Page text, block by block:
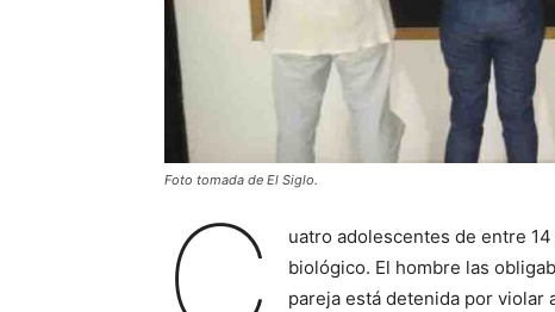
Foto tomada de El Siglo.
uatro adolescentes de entre
biológico. El hombre las
pareja está detenida por violar